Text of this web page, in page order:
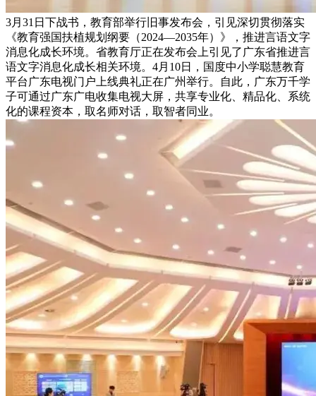
3月31日下战书，教育部举行旧事发布会，引见深切贯彻落实
《教育强国扶植规划纲要（2024—2035年）》，推进言语文字
消息化成长环境。省教育厅正在发布会上引见了广东省推进言
语文字消息化成长相关环境。4月10日，国度中小学聪慧教育
平台广东电视门户上线典礼正在广州举行。自此，广东万千学
子可通过广东广电收集电视大屏，共享专业化、精品化、系统
化的课程资本，取名师对话，取智者同业。